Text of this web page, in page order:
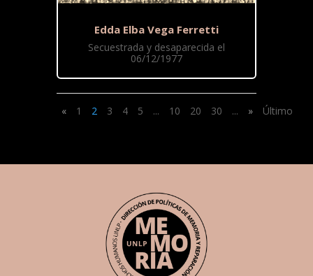
Edda Elba Vega Ferretti
Secuestrada y desaparecida el
06/12/1977
« 1 2 3 4 5 ... 10 20 30 ... » Último